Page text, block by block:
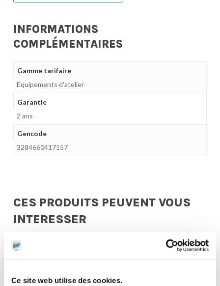
Ce site web utilise des cookies.
INFORMATIONS
COMPLÉMENTAIRES
Gamme tarifaire
Equipements d'atelier
Garantie
2 ans
Gencode
3284660417157
CES PRODUITS PEUVENT VOUS
INTERESSER